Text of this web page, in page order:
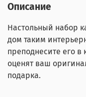
Описание
Настольный набор
дом таким
преподнесите его в
оценят ваш
подарка.